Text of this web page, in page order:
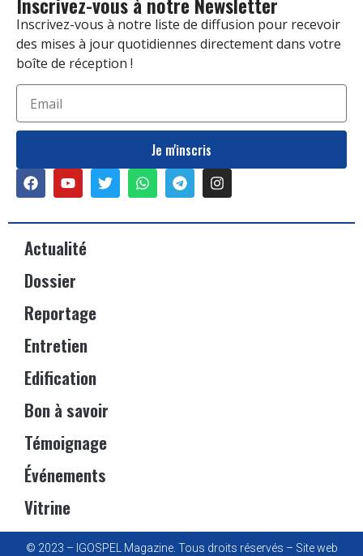
Inscrivez-vous à notre liste de diffusion pour recevoir
des mises à jour quotidiennes directement dans votre
boîte de réception !
Je m'inscris
Actualité
Dossier
Reportage
Entretien
Edification
Bon à savoir
Témoignage
Événements
Vitrine
© 2023 – IGOSPEL Magazine. Tous droits réservés – Site web